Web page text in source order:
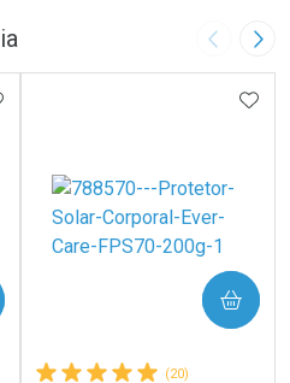
Imagem
AOS FAVORITOS
(20)
COMPRAR